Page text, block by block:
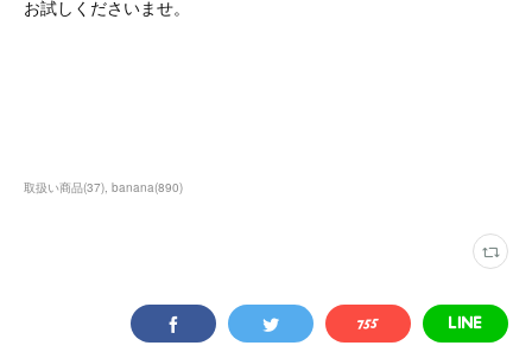
お試しくださいませ。
取扱い商品(37) banana(890)